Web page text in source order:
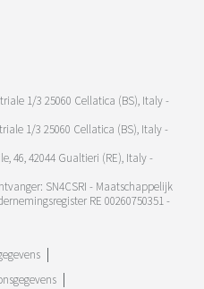
1/3 25060 Cellatica (BS), Italy -
1/3 25060 Cellatica (BS), Italy -
46, 42044 Gualtieri (RE), Italy -
SN4CSRI - Maatschappelijk
RE 00260750351 -